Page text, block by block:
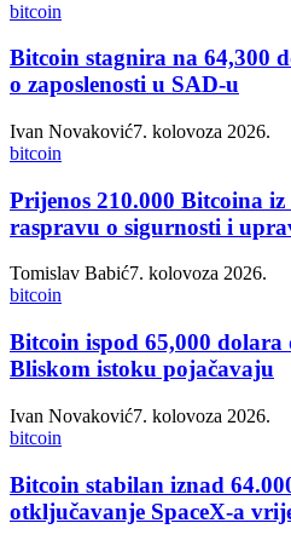
bitcoin
Bitcoin stagnira na 64,300
o zaposlenosti u SAD-u
Ivan Novaković7. kolovoza 2026.
bitcoin
Prijenos 210.000 Bitcoina
raspravu o sigurnosti i
Tomislav Babić7. kolovoza 2026.
bitcoin
Bitcoin ispod 65,000 dolara
Bliskom istoku pojačavaju
Ivan Novaković7. kolovoza 2026.
bitcoin
Bitcoin stabilan iznad
otključavanje SpaceX-a